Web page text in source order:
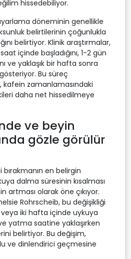
hissedebiliyor.
döneminin genellikle
belirtilerinin çoğunlukla
belirtiyor. Klinik araştırmalar,
içinde başladığını, 1-2 gün
ve yaklaşık bir hafta sonra
Bu süreç
kafein zamanlamasındaki
daha net hissedilmeye
ve beyin
gözle görülür
en belirgin
dalma süresinin kısalması
artması olarak öne çıkıyor.
Rohrscheib, bu değişikliği
iki hafta içinde uykuya
ve yatma saatine yaklaşırken
belirtiyor. Bu değişim,
ve dinlendirici geçmesine